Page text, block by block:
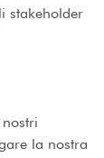
stakeholder
la nostra